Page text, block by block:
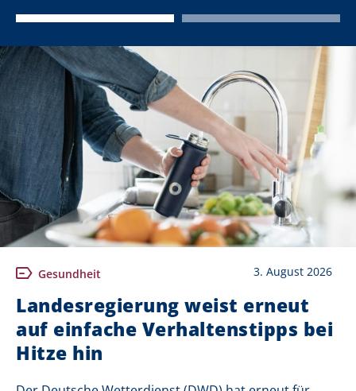
Gesundheit 3. August 2026
Landesregierung weist erneut
auf einfache Verhaltenstipps bei
Hitze hin